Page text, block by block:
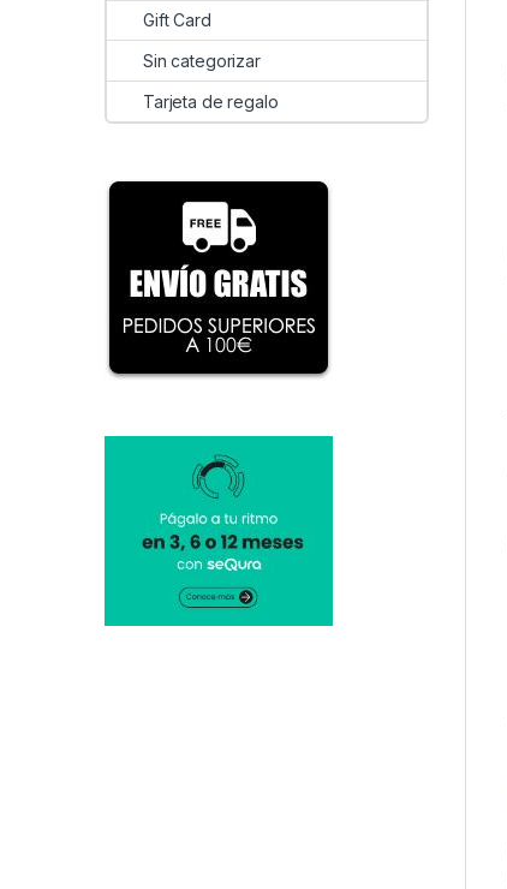
Gift Card
Sin categorizar
Tarjeta de regalo